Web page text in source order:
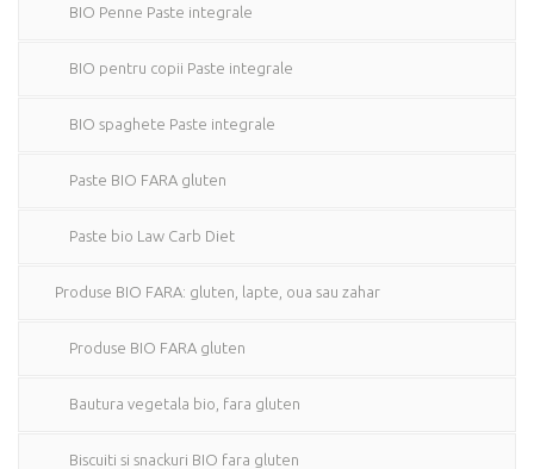
BIO Penne Paste integrale
BIO pentru copii Paste integrale
BIO spaghete Paste integrale
Paste BIO FARA gluten
Paste bio Law Carb Diet
Produse BIO FARA: gluten, lapte, oua sau zahar
Produse BIO FARA gluten
Bautura vegetala bio, fara gluten
Biscuiti si snackuri BIO fara gluten